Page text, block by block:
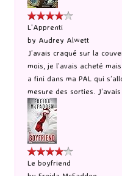
L'Apprenti
by Audrey Alwett
J’avais craqué sur la
mois, je l’avais acheté
a fini dans ma PAL qui
mesure des sorties.
Le boyfriend